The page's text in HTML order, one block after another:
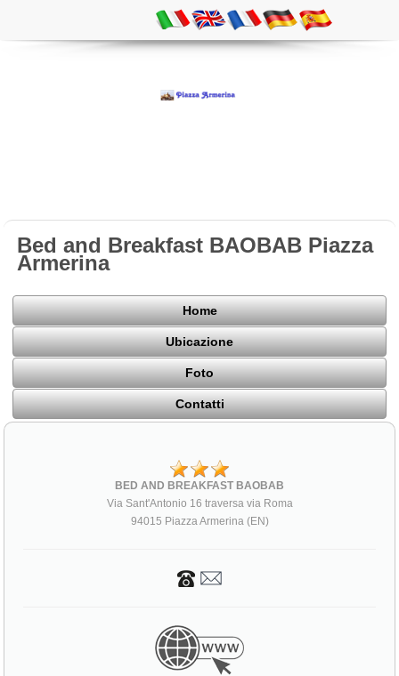
Bed and Breakfast BAOBAB Piazza
Armerina
Home
Ubicazione
Foto
Contatti
BED AND BREAKFAST BAOBAB
Via Sant'Antonio 16 traversa via Roma
94015 Piazza Armerina (EN)